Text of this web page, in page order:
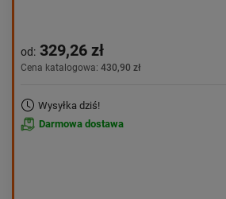
od: 329,26 zł
Cena katalogowa: 430,90 zł
Wysyłka dziś!
Darmowa dostawa